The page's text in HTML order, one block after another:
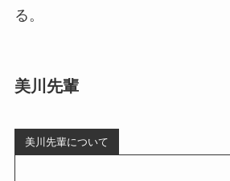
る。
美川先輩
美川先輩について